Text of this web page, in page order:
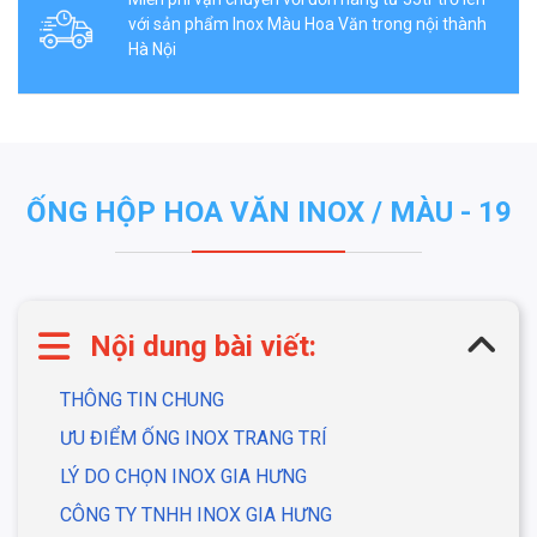
với sản phẩm Inox Màu Hoa Văn trong nội thành
Hà Nội
ỐNG HỘP HOA VĂN INOX / MÀU - 19
Nội dung bài viết:
THÔNG TIN CHUNG
ƯU ĐIỂM ỐNG INOX TRANG TRÍ
LÝ DO CHỌN INOX GIA HƯNG
CÔNG TY TNHH INOX GIA HƯNG